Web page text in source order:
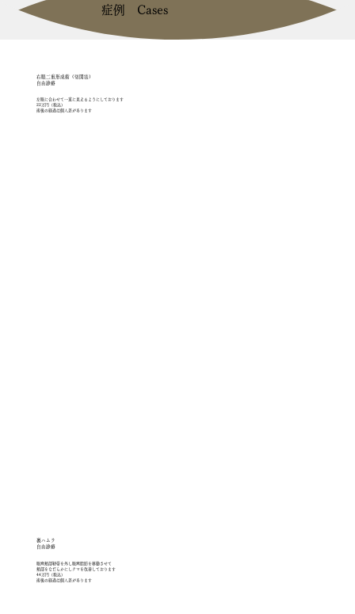
症例 Cases
​右眼二重形成術（切開法）
​自由診療
左眼に合わせて一重に見えるようにしております
22万円（税込）
術後の経過は個人差があります
裏ハムラ
自由診療​
眼窩頬部靭帯を外し
眼窩脂肪を移動させて
頬部をなだらかにしクマを改善しております
​44万円（税込）
術後の経過は個人差があります